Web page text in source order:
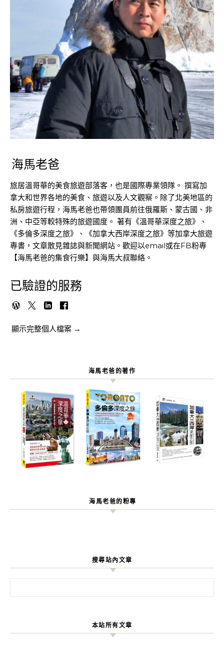
海馬老爸
旅居溫哥華的美食旅遊部落客，也是國際專業領隊。 撰寫加
拿大和世界各地的美食、旅遊以及人文觀察。除了北美地區的
私房旅遊行程，海馬老爸也帶領團員前往俄羅斯、蒙古國、非
洲、中亞等較特殊的旅遊國度。 著有《溫哥華深度之旅》、
《多倫多深度之旅》、《加拿大西岸深度之旅》等加拿大旅遊
專書，文章散見雜誌與新聞網站。歡迎以email或在FB粉專
【海馬老爸的集食行樂】與海馬大叔聯絡。
已驗證的服務
顯示完整個人檔案 →
海馬老爸的著作
海馬老爸的粉專
搜尋站內文章
本站所有文章